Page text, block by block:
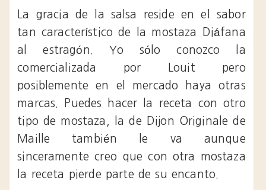
La gracia de la salsa reside en el sabor
tan característico de la mostaza Diáfana
al estragón. Yo sólo conozco la
comercializada por Louit pero
posiblemente en el mercado haya otras
marcas. Puedes hacer la receta con otro
tipo de mostaza, la de Dijon Originale de
Maille también le va aunque
sinceramente creo que con otra mostaza
la receta pierde parte de su encanto.